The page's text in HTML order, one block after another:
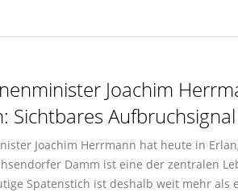
Joachim
Sichtbares
Joachim Herrmann hat heute in
Damm ist eine der zentralen
Spatenstich ist deshalb weit mehr